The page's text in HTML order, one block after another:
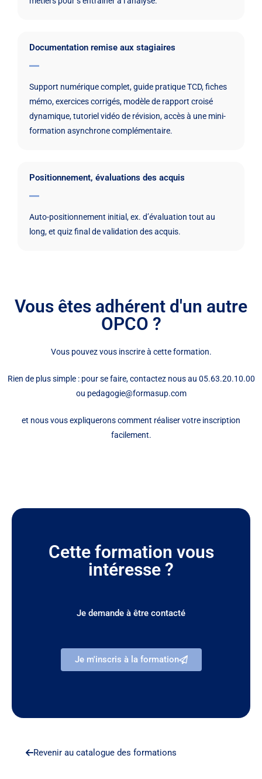
Documentation remise aux stagiaires
Support numérique complet, guide pratique TCD, fiches
mémo, exercices corrigés, modèle de rapport croisé
dynamique, tutoriel vidéo de révision, accès à une mini-
formation asynchrone complémentaire.
Positionnement, évaluations des acquis
Auto-positionnement initial, ex. d’évaluation tout au
long, et quiz final de validation des acquis.
Vous êtes adhérent d'un autre
OPCO ?
Vous pouvez vous inscrire à cette formation.
Rien de plus simple : pour se faire, contactez nous au 05.63.20.10.00
ou pedagogie@formasup.com
et nous vous expliquerons comment réaliser votre inscription
facilement.
Cette formation vous
intéresse ?
Je demande à être contacté
Je m'inscris à la formation
Revenir au catalogue des formations